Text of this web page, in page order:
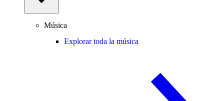
Música
Explorar toda la música